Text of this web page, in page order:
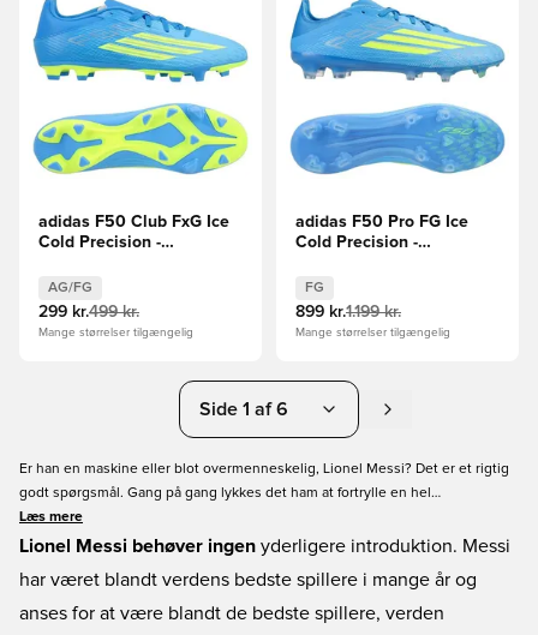
adidas F50 Club FxG Ice
Cold Precision -
AG/FG
299 kr.499 kr.
Mange størrelser tilgængelig
adidas F50 Pro FG Ice
Cold Precision -
FG
899 kr.1.199 kr.
Mange størrelser tilgængelig
Side 1 af 6
Er han en maskine eller blot overmenneskelig, Lionel Messi? Det er et rigtig
godt spørgsmål. Gang på gang lykkes det ham at fortrylle en hel
fodboldverden med sine evner og det er absolut ingen overdrivelse, at sige
at Messi er en af de bedste gennem tiderne. Vil du spille med samme
købe Messi støvler og Messi trøjer her hos Unisport, med hurtig levering.
Hvad venter du på? Vis din støtte til den argentinske troldmand!
Læs mere
Lionel Messi behøver ingen yderligere introduktion. Messi
har været blandt verdens bedste spillere i mange år og
anses for at være blandt de bedste spillere, verden